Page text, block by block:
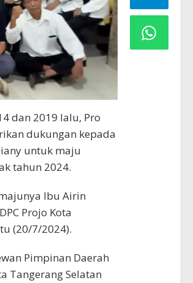
dan 2019 lalu, Pro
dukungan kepada
untuk maju
tahun 2024.
Ibu Airin
Projo Kota
(20/7/2024).
Pimpinan Daerah
Tangerang Selatan